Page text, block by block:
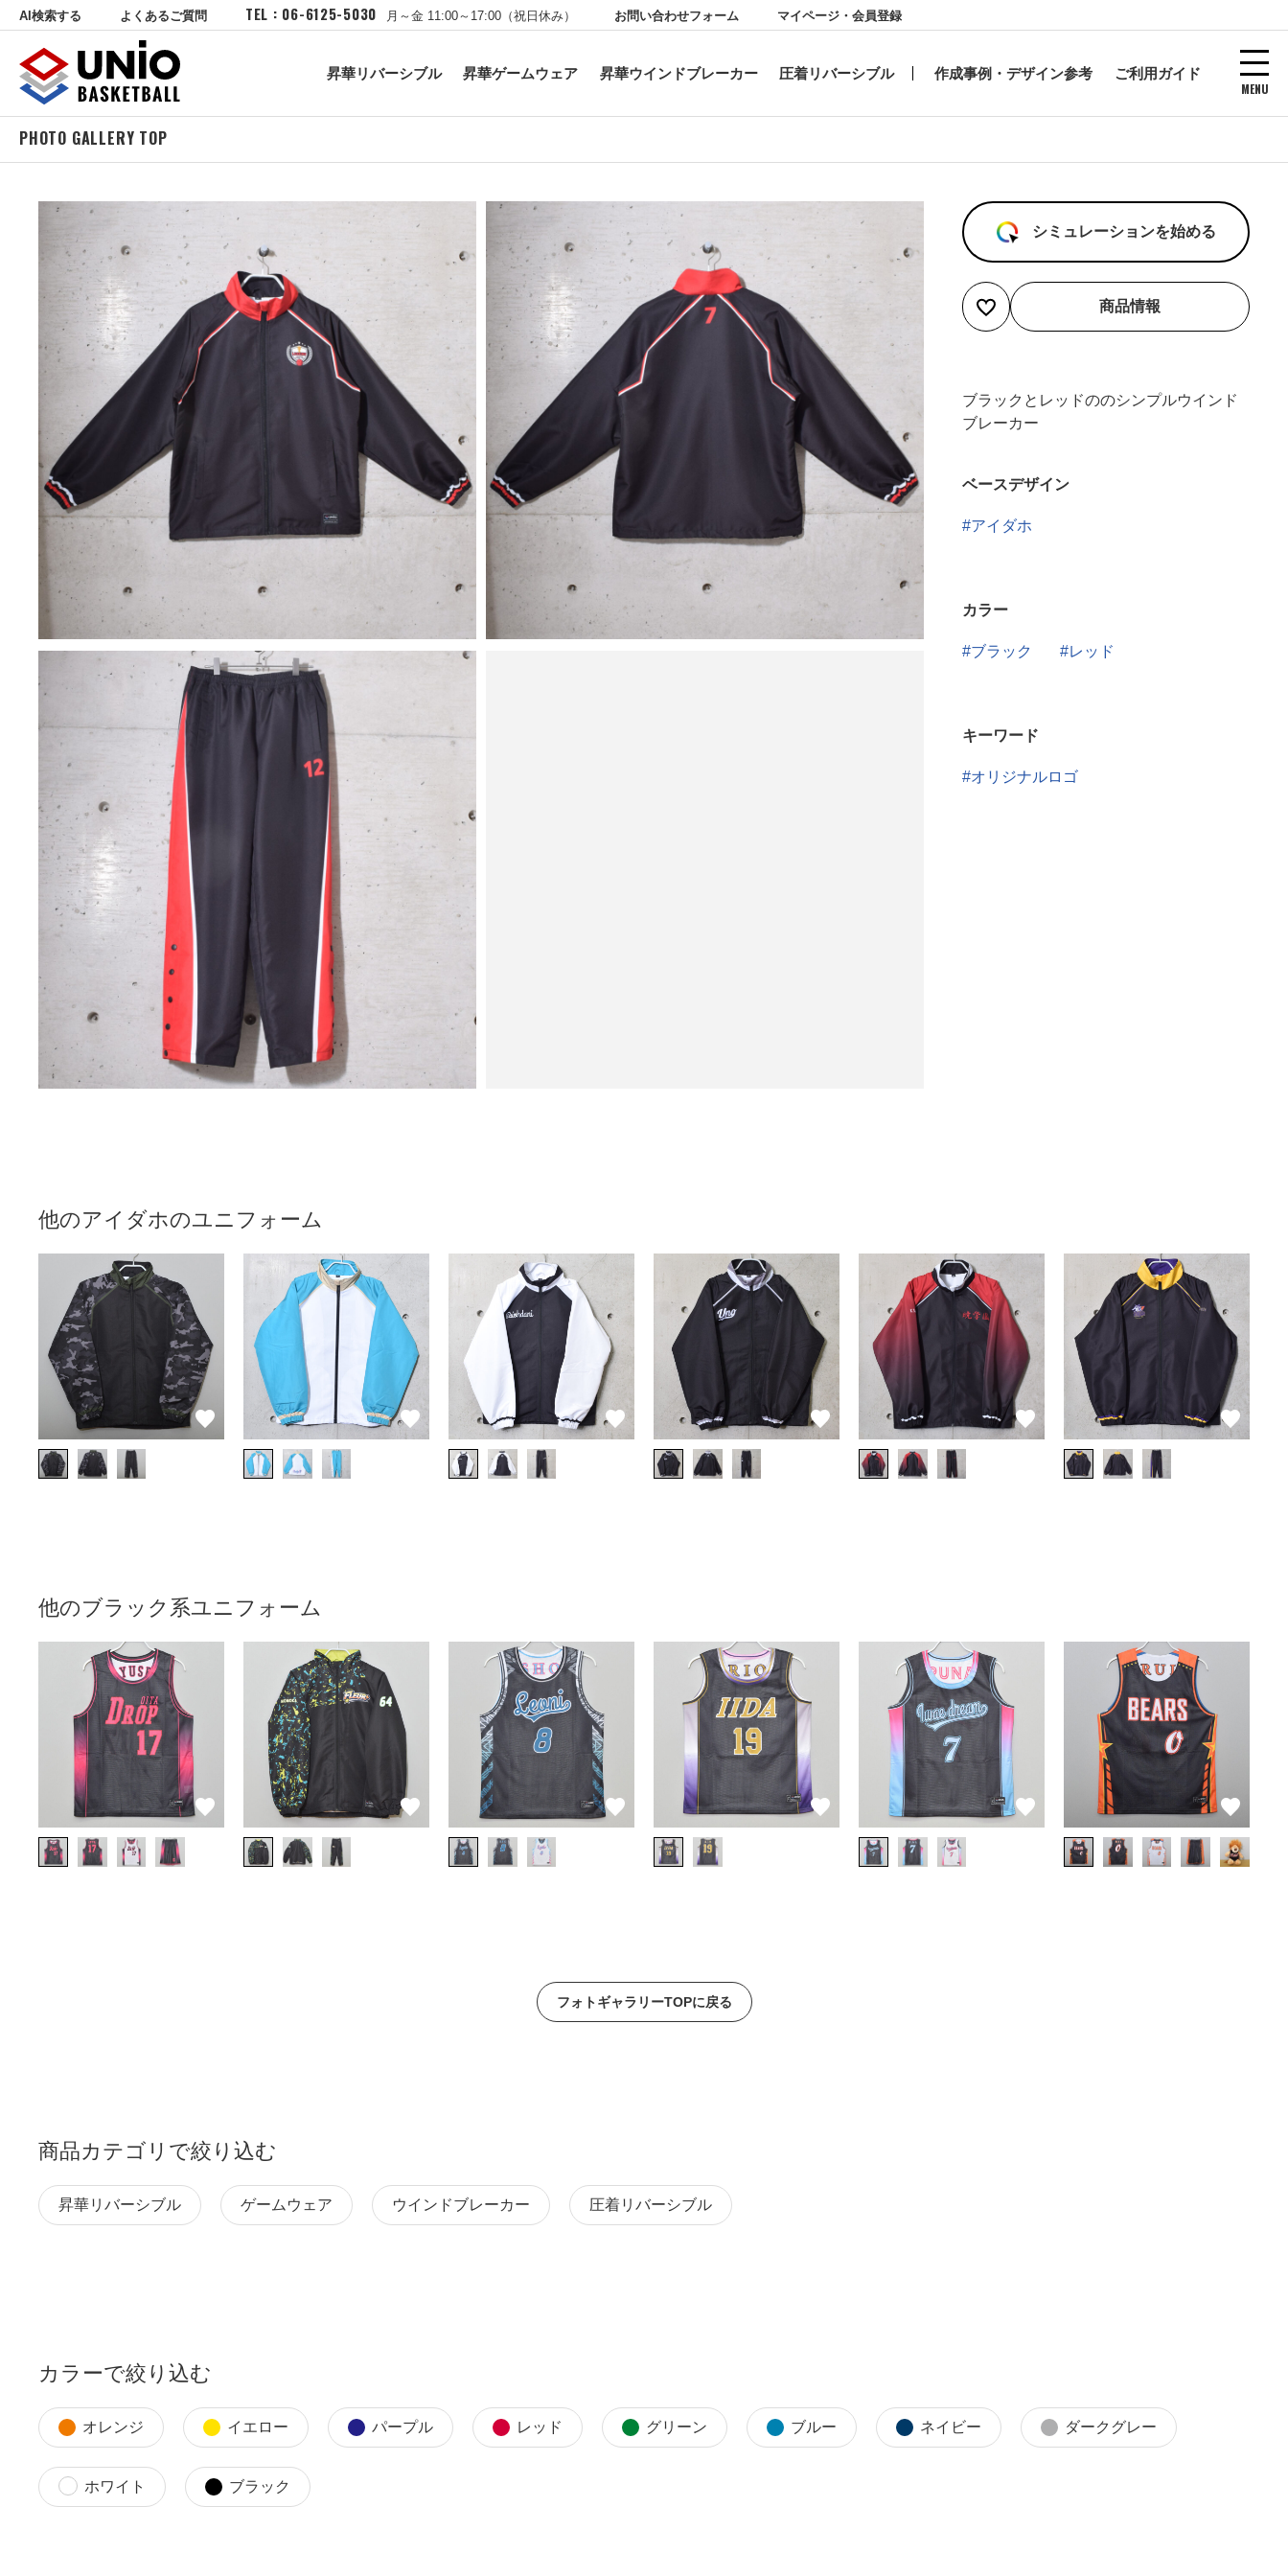
AI検索する よくあるご質問 TEL : 06-6125-5030 月～金 11:00～17:00（祝日休み） お問い合わせフォーム マイページ・会員登録
昇華リバーシブル 昇華ゲームウェア 昇華ウインドブレーカー 圧着リバーシブル 作成事例・デザイン参考
ご利用ガイド
MENU
PHOTO GALLERY TOP
シミュレーションを始める
商品情報
ブラックとレッドののシンプルウインド
ブレーカー
ベースデザイン
アイダホ
カラー
ブラック レッド
キーワード
オリジナルロゴ
他のアイダホのユニフォーム
他のブラック系ユニフォーム
フォトギャラリーTOPに戻る
商品カテゴリで絞り込む
昇華リバーシブル ゲームウェア ウインドブレーカー 圧着リバーシブル
カラーで絞り込む
オレンジ イエロー パープル レッド グリーン ブルー ネイビー ダークグレー
ホワイト ブラック